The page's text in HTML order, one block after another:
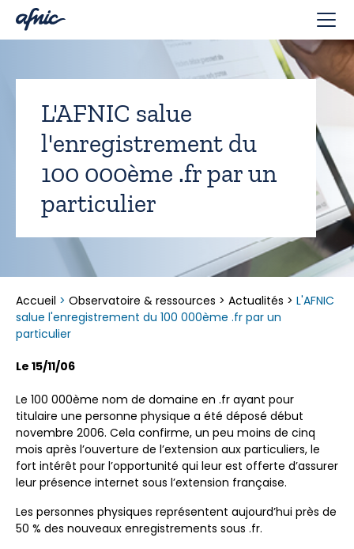
L'AFNIC salue
l'enregistrement du
100 000ème .fr par un
particulier
Accueil > Observatoire & ressources > Actualités > L'AFNIC
salue l'enregistrement du 100 000ème .fr par un
particulier
Le 15/11/06
Le 100 000ème nom de domaine en .fr ayant pour
titulaire une personne physique a été déposé début
novembre 2006. Cela confirme, un peu moins de cinq
mois après l’ouverture de l’extension aux particuliers, le
fort intérêt pour l’opportunité qui leur est offerte d’assurer
leur présence internet sous l’extension française.
Les personnes physiques représentent aujourd’hui près de
50 % des nouveaux enregistrements sous .fr.
Panneau de gestion des cookies